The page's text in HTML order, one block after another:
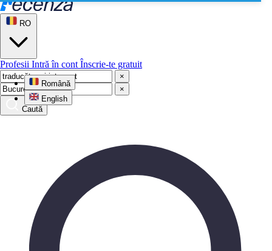
RO
Română
English
Profesii Intră în cont Înscrie-te gratuit
×
×
Caută